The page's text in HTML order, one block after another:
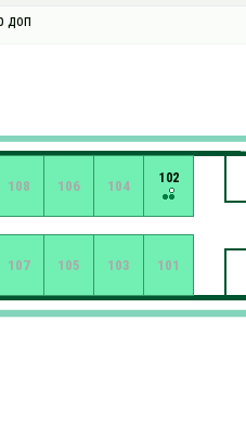
доп
101
102
103
104
105
106
107
108